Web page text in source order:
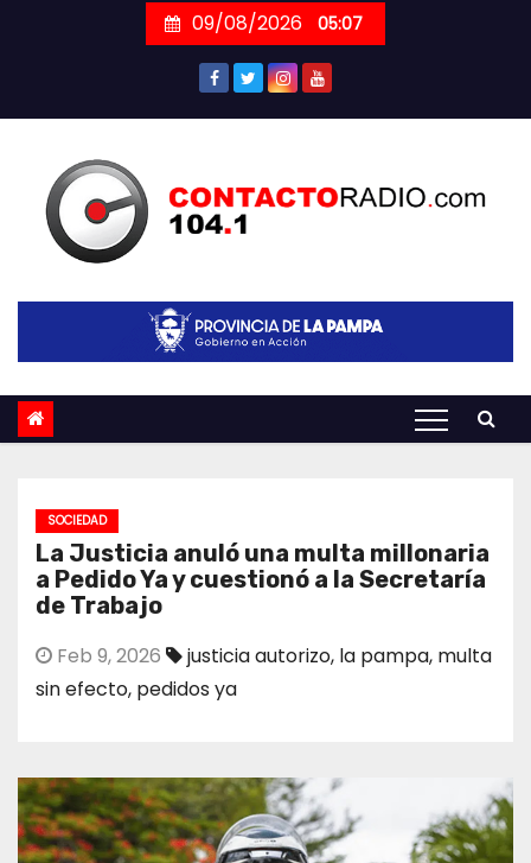
09/08/2026 05:07
SOCIEDAD
La Justicia anuló una multa millonaria
a Pedido Ya y cuestionó a la Secretaría
de Trabajo
Feb 9, 2026 justicia autorizo, la pampa, multa
sin efecto, pedidos ya